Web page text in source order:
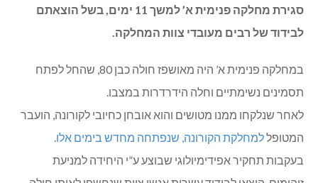
ד”ר מסעד ברהום צילום: רוני אלברט
מנהל המרכז הרפואי לגליל, ד”ר מסעד ברהום, הורה על
סגירת מחלקה פנימית א’ למשך 11 ימים, בשל הוצאתם